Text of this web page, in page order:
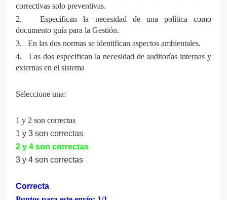
correctivas solo preventivas.
2. Especifican la necesidad de una política como
documento guía para la Gestión.
3. En las dos normas se identifican aspectos ambientales.
4. Las dos especifican la necesidad de auditorías internas y
externas en el sistema
Seleccione una:
1 y 2 son correctas
1 y 3 son correctas
2 y 4 son correctas
3 y 4 son correctas
Correcta